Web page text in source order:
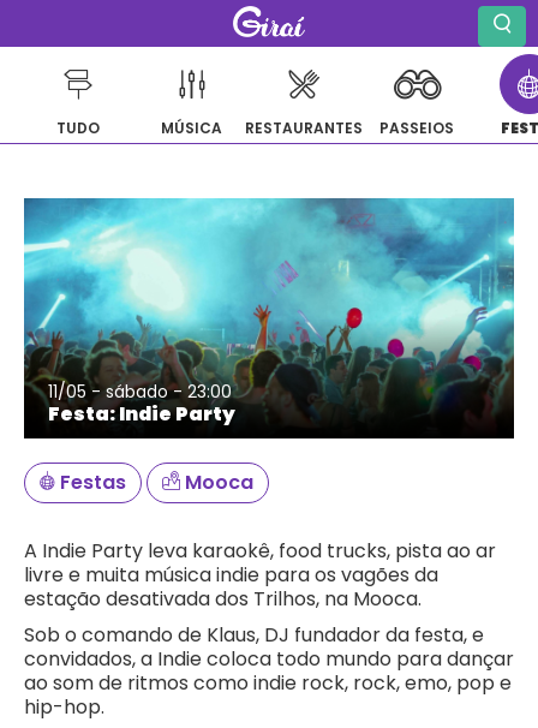
para
o
conteúdo
TUDO MÚSICA RESTAURANTES PASSEIOS
11/05 - sábado - 23:00
Festa: Indie Party
Festas Mooca
A Indie Party leva karaokê, food trucks, pista ao ar
livre e muita música indie para os vagões da
estação desativada dos Trilhos, na Mooca.
Sob o comando de Klaus, DJ fundador da festa, e
convidados, a Indie coloca todo mundo para dançar
ao som de ritmos como indie rock, rock, emo, pop e
hip-hop.